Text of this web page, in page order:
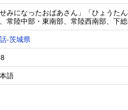
せみになったおばあさん」「ひょう
常陸中部・東南部、常陸西南部、下
-茨城県
語